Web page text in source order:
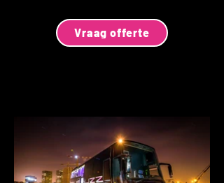
Vraag offerte